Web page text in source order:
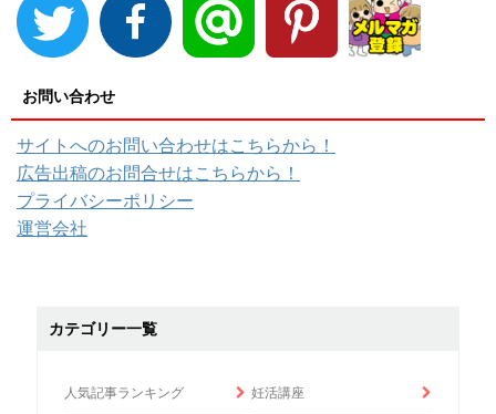
お問い合わせ
サイトへのお問い合わせはこちらから！
広告出稿のお問合せはこちらから！
プライバシーポリシー
運営会社
カテゴリー一覧
人気記事ランキング 妊活講座